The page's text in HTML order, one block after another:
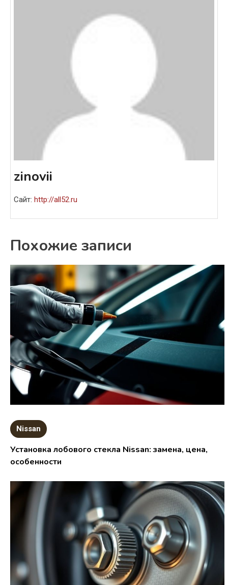
zinovii
Сайт: http://all52.ru
Похожие записи
Nissan
Установка лобового стекла Nissan: замена, цена,
особенности